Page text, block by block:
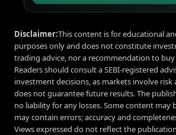
Disclaimer:This content is for educational
purposes only and does not constitute
trading advice, nor a recommendation to buy
Readers should consult a SEBI-registered
investment decisions, as markets involve
does not guarantee future results. The
no liability for any losses. Some content may
may contain errors; accuracy and
Views expressed do not reflect the